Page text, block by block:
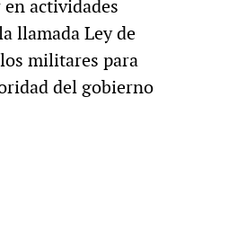
actividades
llamada Ley de
militares para
del gobierno